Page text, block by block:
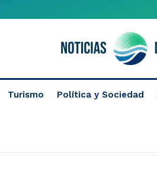
Turismo Política y Sociedad